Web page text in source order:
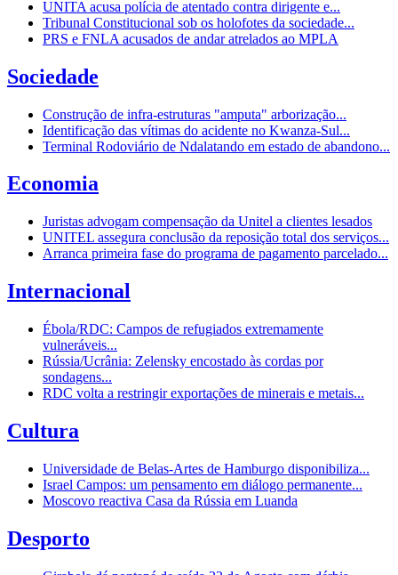
UNITA acusa polícia de atentado contra dirigente e...
Tribunal Constitucional sob os holofotes da sociedade...
PRS e FNLA acusados de andar atrelados ao MPLA
Sociedade
Construção de infra-estruturas "amputa" arborização...
Identificação das vítimas do acidente no Kwanza-Sul...
Terminal Rodoviário de Ndalatando em estado de abandono...
Economia
Juristas advogam compensação da Unitel a clientes lesados
UNITEL assegura conclusão da reposição total dos serviços...
Arranca primeira fase do programa de pagamento parcelado...
Internacional
Ébola/RDC: Campos de refugiados extremamente
vulneráveis...
Rússia/Ucrânia: Zelensky encostado às cordas por
sondagens...
RDC volta a restringir exportações de minerais e metais...
Cultura
Universidade de Belas-Artes de Hamburgo disponibiliza...
Israel Campos: um pensamento em diálogo permanente...
Moscovo reactiva Casa da Rússia em Luanda
Desporto